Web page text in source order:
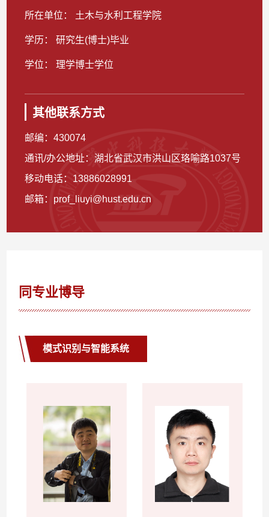
所在单位： 土木与水利工程学院
学历： 研究生(博士)毕业
学位： 理学博士学位
其他联系方式
邮编：430074
通讯/办公地址：湖北省武汉市洪山区珞喻路1037号
移动电话： 13886028991
邮箱： prof_liuyi@hust.edu.cn
同专业博导
模式识别与智能系统